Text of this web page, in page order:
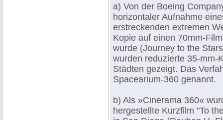
a) Von der Boeing
horizontaler Aufnahme
erstreckenden extremen
Kopie auf einen 70mm-
wurde (Journey to the
wurden reduzierte 35-mm-
Städten gezeigt. Das
Spacearium-360 genannt.
b) Als »Cinerama 360«
hergestellte Kurzfilm "To